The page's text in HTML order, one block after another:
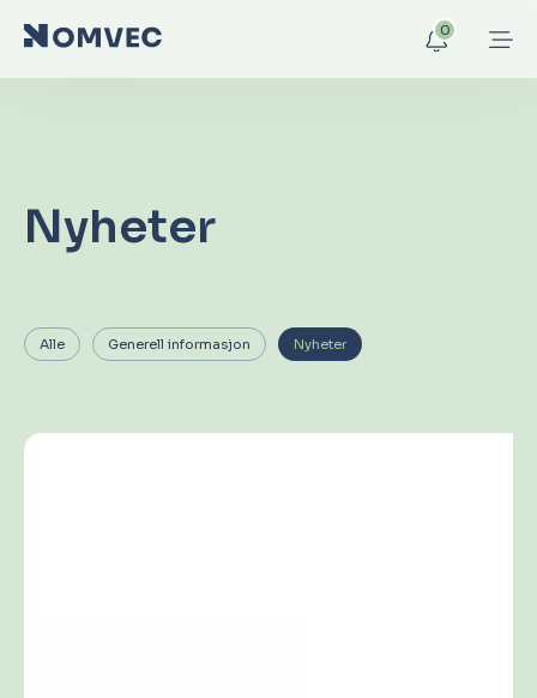
0
Nyheter
Alle Generell informasjon Nyheter